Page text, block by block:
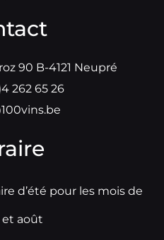
90 B-4121 Neupré
262 65 26
d’été pour les mois de
août